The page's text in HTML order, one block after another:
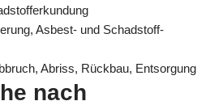
Asbest- und Schadstoff-
Abriss, Rückbau, Entsorgung
nach